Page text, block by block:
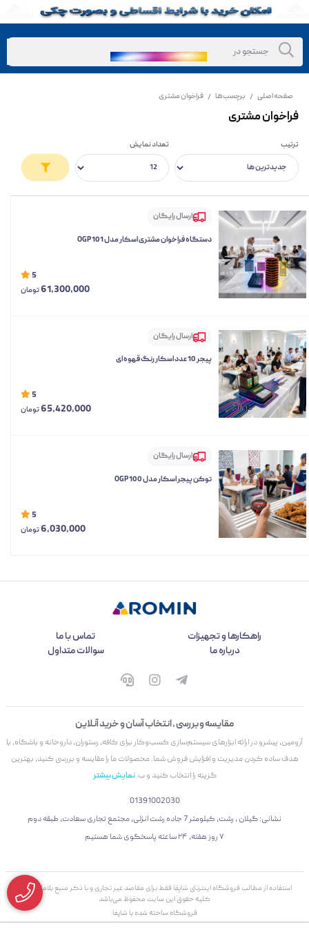
صفحه اصلی / برچسب‌ها / فراخوان مشتری
فراخوان مشتری
ترتیب تعداد نمایش
ارسال رایگان
دستگاه فراخوان مشتری اسکار مدل OGP 101
5
61,300,000تومان
ارسال رایگان
پیجر 10 عدد اسکار رنگ قهوه ای
5
65,420,000تومان
ارسال رایگان
توکن پیجر اسکار مدل OGP 100
5
6,030,000تومان
راهکارها و تجهیزات
تماس با ما
درباره ما
سوالات متداول
مقایسه و بررسی ، انتخاب آسان و خرید آنلاین
آرومین، پیشرو در ارائه ابزارهای سیستم‌سازی کسب‌وکار برای کافه، رستوران، داروخانه و باشگاه، با
هدف ساده کردن مدیریت و افزایش فروش شما. محصولات ما را مقایسه و بررسی کنید، بهترین
گزینه را انتخاب کنید و ب نمایش بیشتر
01391002030
نشانی: گیلان ، رشت، کیلومتر 7 جاده رشت انزلی، مجتمع تجاری سعادت، طبقه دوم
۷ روز هفته، ۲۴ ساعته پاسخگوی شما هستیم
استفاده از مطالب فروشگاه اینترنتی شاپفا فقط برای مقاصد غیر تجاری و با ذکر منبع بلامانع است.
کليه حقوق اين سايت محفوظ می‌باشد
فروشگاه ساخته شده با شاپفا